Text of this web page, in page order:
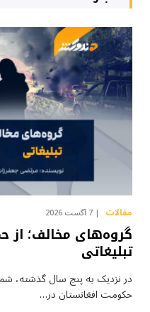
مقالات 7 آگست 2026
گروه‌های مخالف؛ از
تبلیغاتی
در نزدیک به پنج سال گذشته،
حکومت افغانستان در…